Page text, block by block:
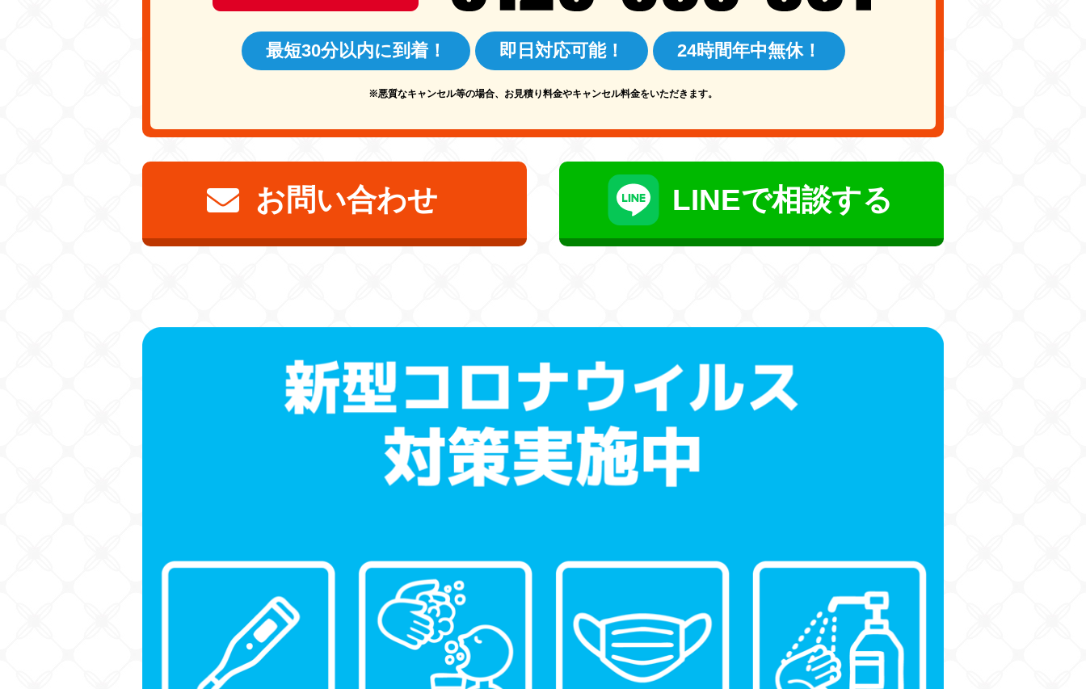
最短30分以内に到着！ 即日対応可能！ 24時間年中無休！
※悪質なキャンセル等の場合、 お見積り料金やキャンセル料金をいただきます。
お問い合わせ LINEで相談する